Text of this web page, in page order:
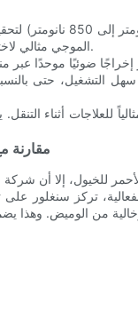
يستخدم الجهاز الطول
الموجي مثالي لاختراق الأنسجة وتوفير التحفيز الخلوي اللازم.
التشغيل، حتى
للعلاجات أثناء
مقارنة
للخيول، إلا أن شركة
تركز سنغلور على